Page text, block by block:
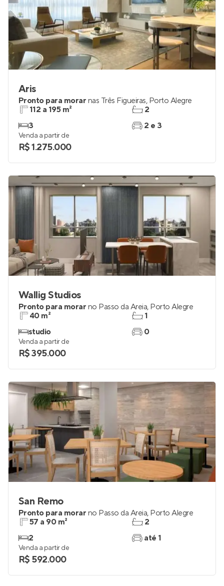
Aris
Pronto para morar nas Três Figueiras, Porto Alegre
112 a 195 m²
3
2
2 e 3
Venda a partir de
R$ 1.275.000
Wallig Studios
Pronto para morar no Passo da Areia, Porto Alegre
40 m²
studio
1
0
Venda a partir de
R$ 395.000
San Remo
Pronto para morar no Passo da Areia, Porto Alegre
57 a 90 m²
2
2
até 1
Venda a partir de
R$ 592.000